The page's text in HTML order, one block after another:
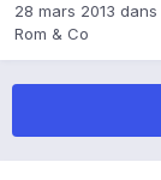
28 mars 2013 dans
Rom & Co